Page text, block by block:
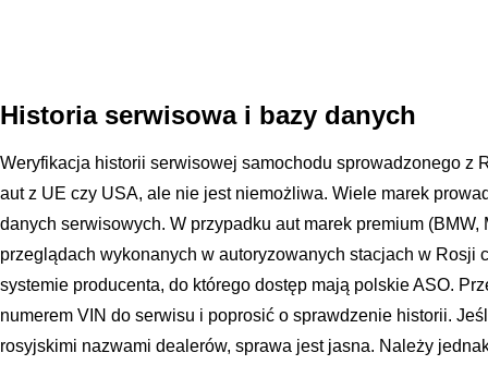
Historia serwisowa i bazy danych
Weryfikacja historii serwisowej samochodu sprowadzonego z
aut z UE czy USA, ale nie jest niemożliwa. Wiele marek
danych serwisowych. W przypadku aut marek premium (BMW,
przeglądach wykonanych w autoryzowanych stacjach w Rosji
systemie producenta, do którego dostęp mają polskie ASO.
numerem VIN do serwisu i poprosić o sprawdzenie historii.
rosyjskimi nazwami dealerów, sprawa jest jasna. Należy